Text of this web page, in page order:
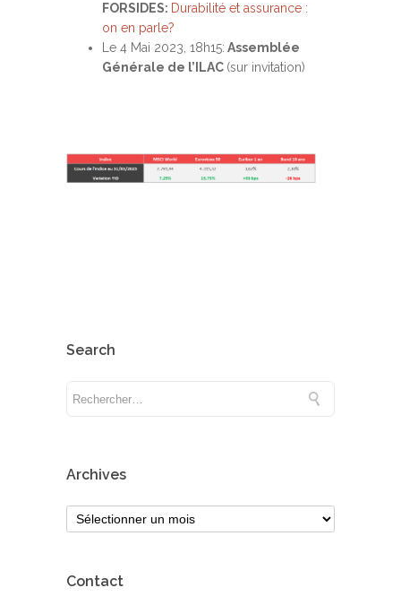
FORSIDES: Durabilité et assurance :
on en parle?
Le 4 Mai 2023, 18h15: Assemblée
Générale de l’ILAC (sur invitation)
Search
Archives
Contact